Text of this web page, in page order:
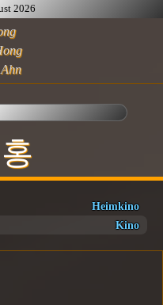
2026
Heimkino
Kino